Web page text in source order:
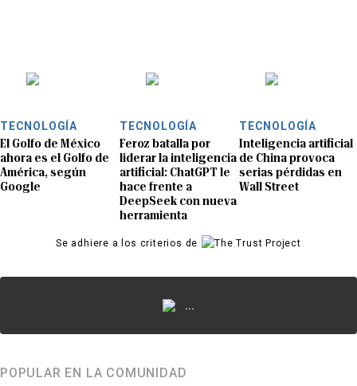
TECNOLOGÍA
El Golfo de México
ahora es el Golfo de
América, según
Google
TECNOLOGÍA
Feroz batalla por
liderar la inteligencia
artificial: ChatGPT le
hace frente a
DeepSeek con nueva
herramienta
TECNOLOGÍA
Inteligencia artificial
de China provoca
serias pérdidas en
Wall Street
Se adhiere a los criterios de
...
POPULAR EN LA COMUNIDAD